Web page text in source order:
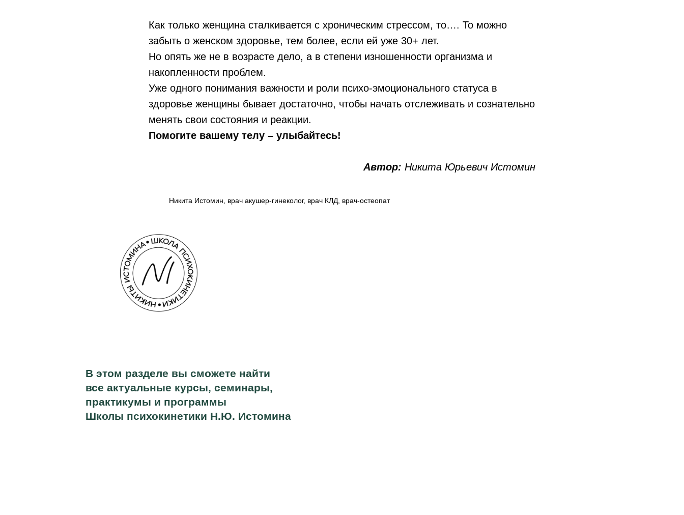
Как только женщина сталкивается с хроническим стрессом, то…. То можно
забыть о женском здоровье, тем более, если ей уже 30+ лет.
Но опять же не в возрасте дело, а в степени изношенности организма и
накопленности проблем.
Уже одного понимания важности и роли психо-эмоционального статуса в
здоровье женщины бывает достаточно, чтобы начать отслеживать и сознательно
менять свои состояния и реакции.
Помогите вашему телу – улыбайтесь!
Автор: Никита Юрьевич Истомин
Никита Истомин, врач акушер-гинеколог, врач КЛД, врач-остеопат
все актуальные курсы, семинары,
Годовая программа
«Интегративные психотехники»
Обучение методу ПКР и другим психокинетическим техникам для
решения своих запросов и работы с другими людьми.